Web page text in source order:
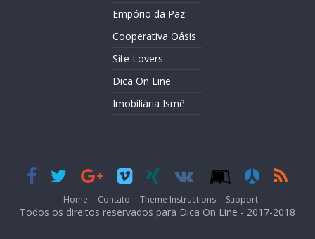
Empório da Paz
Cooperativa Oásis
Site Lovers
Dica On Line
Imobiliária Ismê
Home Contato Theme Instructions Support
Todos os direitos reservados para Dica On Line - 2017-2018